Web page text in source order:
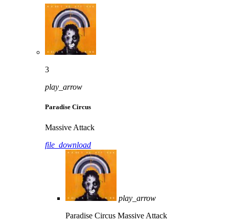
3
play_arrow
Paradise Circus
Massive Attack
file_download
play_arrow
Paradise Circus Massive Attack